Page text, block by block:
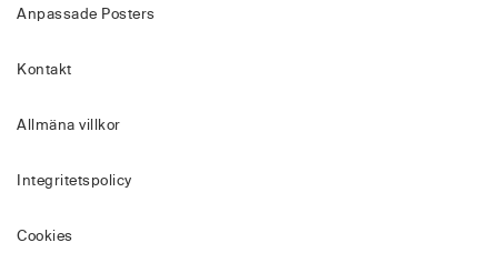
Anpassade Posters
Kontakt
Allmäna villkor
Integritetspolicy
Cookies